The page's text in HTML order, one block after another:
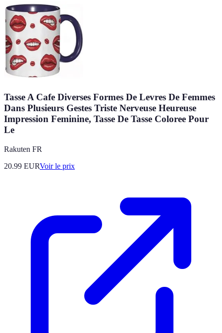
Tasse A Cafe Diverses Formes De Levres De Femmes
Dans Plusieurs Gestes Triste Nerveuse Heureuse
Impression Feminine, Tasse De Tasse Coloree Pour
Le
Rakuten FR
20.99 EURVoir le prix